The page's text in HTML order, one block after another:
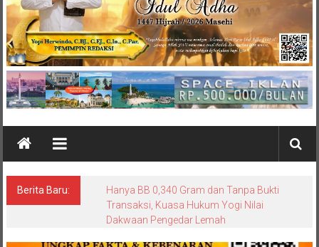
Berita Baru:
Hanya BB 0,340 Gram dan Tanpa Bukti
Transaksi, Kuasa Hukum Yogi Nilai
Dakwaan Pengedar Lemah